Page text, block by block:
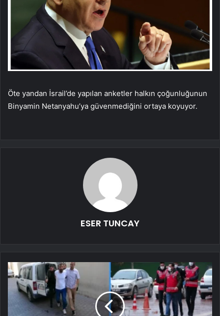
Öte yandan İsrail’de yapılan anketler halkın çoğunluğunun
Binyamin Netanyahu’ya güvenmediğini ortaya koyuyor.
ESER TUNCAY